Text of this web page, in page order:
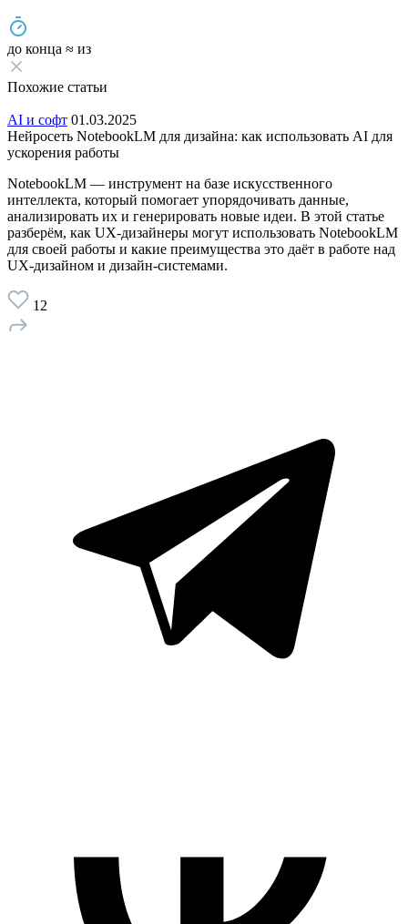
до конца ≈ из
Похожие статьи
AI и софт 01.03.2025
Нейросеть NotebookLM для дизайна: как использовать AI для
ускорения работы
NotebookLM — инструмент на базе искусственного
интеллекта, который помогает упорядочивать данные,
анализировать их и генерировать новые идеи. В этой статье
разберём, как UX-дизайнеры могут использовать NotebookLM
для своей работы и какие преимущества это даёт в работе над
UX-дизайном и дизайн-системами.
12